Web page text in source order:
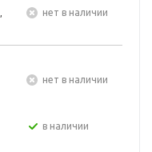
Нет в наличии
Нет в наличии
в наличии